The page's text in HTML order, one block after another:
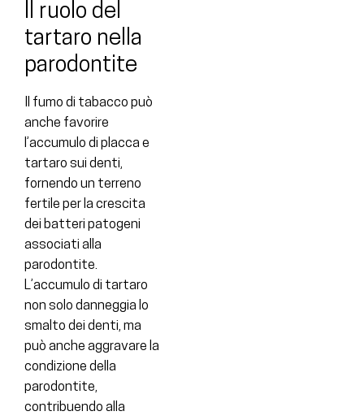
Il ruolo del
tartaro nella
parodontite
Il fumo di tabacco può
anche favorire
l’accumulo di placca e
tartaro sui denti,
fornendo un terreno
fertile per la crescita
dei batteri patogeni
associati alla
parodontite.
L’accumulo di tartaro
non solo danneggia lo
smalto dei denti, ma
può anche aggravare la
condizione della
parodontite,
contribuendo alla